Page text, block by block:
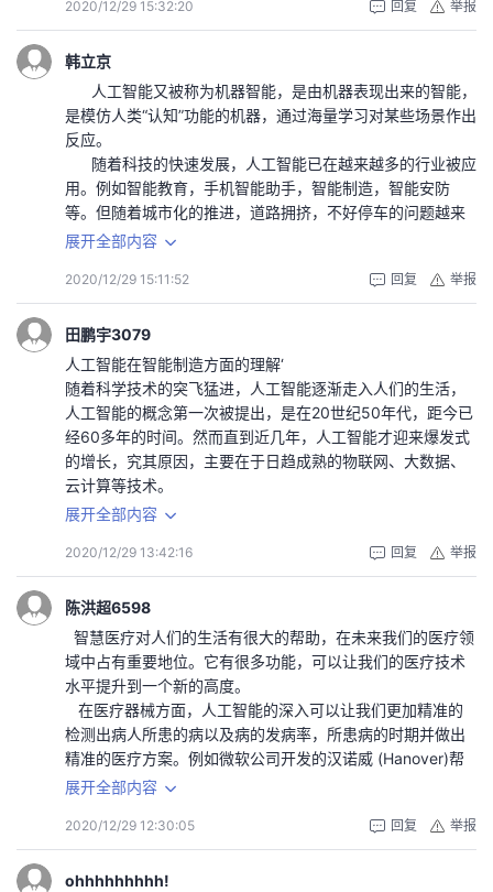
据我所知，人工智能还有许多十分有趣的子学科，例如
神经网络、进化计算等等。这些科学也是以模仿人类的思维
为初衷发展起来。但是这些科学在发展过程中，却收获了很
多其它的成果。神经网络、进化计算都曾经解决过许多数学
上的难题，它们与专家系统一样，为其它各个学科起了很大
的促进作用。神经网络还帮助过人类解决指纹识别、面相识
别、汉字识别等的难题。
反馈。而在商业营销过程中，从投放到点击到销售，每个环
节都会有数据产生，而人工智能就可以通过对商业过程中产
生的海量数据进行分析处理，对每个用户的需求进行个性化
人工智能的公司或商家拉开差距，形成巨大优势，从而在这
个有着激烈生存挑战的商场中脱颖而出，成为商场淘汰赛下
的幸存者与胜利者。但是想要通过人工智能来获取对自己有
利的市场分析结果也不是那么容易的。消费者的需求是方方
面面的，这样一来，数据的量就是巨大的。如何把这海量数
据运用起来就是当前商业营销所面临的巨大挑战。当数据量
小的时候，通过人工客服就可以完成对消费者提供个性化服
务，但是当数据多到无法通过人工处理的时候，这时候把这
只要运用好人工智能，它就能够为企业或商家带来巨大利
益、为社会创造巨大的财富。
我相信通过编程方面的学习，我可以在人工智能应用领域中
发展，对人工智能在各产业中应用有所帮助。
人工智能本2班 宋宇涵
渗透的一门综合性新学科，是研究如何制造出人造的智能机
器或智能系统，来模拟人类智能活动的能力，用以延伸人们
智能的科学。
在这个科技发达的社会，人工智能的确占很大比例。人工智
能在生活中的应用有很多，包括：深度学习、计算机视觉、
语音识别、智能机器人等。在医疗、教育、金融、衣食住行
等涉及人类生产生活的越来越多的分支领域发展。
相信多数人的一大习惯就是，早上醒来第一眼会看一下手
机，而要知道，当代人们所使用的手机多为智能手机，因此
对于这样的智能设备所采取的解锁方式就是生物识别技术，
如人脸识别，换言之，也就是每天大家都在利用人工智能技
术来启用该功能；语音助手这一功能也是比较熟悉的，目前
人们所用的智能手机都带有这项功能，比如Siri、小爱、yoyo
等等，通过应用语音助手，我们可以随时随地的了解你所想
越来越“智能”，常见的表现就是许多人家中的智能恒温器，例
如Nest，它可以了解我们的采暖制冷偏爱和日常习惯，以便
根据自己的喜好及时调整温度，保障回家之后直接享受适宜
的温度，还有一些智能冰箱、智能电视、智能家居等等都更
加便捷了我们的生活；在医院也有很多智能，利用最先进的
物联网技术，实现患者与医疗人员、医疗机构、医疗设备之
间的互动，逐步达到信息化，例如：健康检测、自动提示用
药时间、服用禁忌、剩余药量等的智能服药系统；现在社会
在交通领域有了更明确地航线规划，也开发了无人驾驶汽车
这一先进科技。这些都是近几年人工智能带给我们的好处，
便捷不仅仅只有这些，还有更多的领域等着我们去探索，相
信在不久的将来，人类的生活一定会因为人工智能的存在而
越来越好。
人工智能本科二班张聪
2020/12/29 15:32:20 举报
回复
韩立京
人工智能又被称为机器智能，是由机器表现出来的智能，
是模仿人类“认知”功能的机器，通过海量学习对某些场景作出
反应。
随着科技的快速发展，人工智能已在越来越多的行业被应
用。例如智能教育，手机智能助手，智能制造，智能安防
等。但随着城市化的推进，道路拥挤，不好停车的问题越来
越突出，人工智能在交通运输方面的需求显得尤为迫切。
电子传感技术和控制技术及计算机技术合理利用，为人们的
出行带来更多方便。智能交通信号灯基于ARM处理器，利用
RFID技术提高路况收集精度，根据大数据平台实时反馈的车
流量数据进行红绿灯周期的调整，以提高通行率，减少人们
出行在路上消耗的时间。卫星定位系统可以定位车辆的实时
位置，为人们指明目的地的方向，规划通往目的地的路线。
我们通过车路协同，船岸通信等方式还可以实现对危险情况
的主动预警，为人们的出行安全提供保障。无人驾驶系统是
人们所熟知的一个应用到人工智能的地方，它将人们的双手
解放了出来，它可以通过链接大数据平台来规划路线，通过
探测实时路况来判断应该将车辆开快或开慢。最后我们可以
通过卫星导航传输的实时数据来寻找目的地旁的停车位，而
位于楼内部的停车位则可以由楼内车位监管系统上传，完成
智能停车部分。从而完成从出行到结束的全过程智能化，且
通系统可以根据出行者的出行时间和需求提供个性化，多样
化的服务，满足出行愿望。
作为一名大学生，我能做的或许不多，但我会在大学认
真学习课程，在学校的研究中心跟随老师学习实际操作，进
行相关项目的研究，空闲时间去图书馆借阅相关书籍，努力
让自己具备研发人工智能所需要的技能，为未来人工智能的
发展出一份力，让人工智能更好的服务社会，为我们的生活
提供更多的便利。
展开全部内容
2020/12/29 15:11:52 举报
回复
田鹏宇3079
人工智能在智能制造方面的理解‘
随着科学技术的突飞猛进，人工智能逐渐走入人们的生活，
人工智能的概念第一次被提出，是在20世纪50年代，距今已
经60多年的时间。然而直到近几年，人工智能才迎来爆发式
的增长，究其原因，主要在于日趋成熟的物联网、大数据、
云计算等技术。
人工智能作为一个高科技，主要有三个层次，第一个层面是
可以基于海量数据进行深度学习，利用历史经验指导当前环
境。第二个层面是感知智能，即指机器具备视觉、听觉、触
觉等感知技能，可以将非结构化的数据结构化，并用人类的
沟通方式与用户互动。第三个层面是认真智能，即指机器人
像人一样，有理解能力，归纳能力，推理能力，有运用知识
的能力。人工智能在智能制造行业的应用场景十分广泛，智
能制造源于人工智能的研究。一般认为智能是知识和智力的
总和，前者是智能的基础，后者是指获取和运用知识求解的
能力。智能制造应当包含智能制造技术和智能制造系统，智
能制造系统不仅能够在实践中不断地充实知识库，具有自学
习功能，还有搜集与理解环境信息和自身的信息，并进行分
析判断和规划自身行为的能力。毫无疑问，智能化是制造自
动化的发展方向。在制造过程的各个环节几乎都广泛应用人
工智能技术。专家系统技术可以用于工程设计，工艺过程设
展开全部内容
2020/12/29 13:42:16 举报
回复
陈洪超6598
智慧医疗对人们的生活有很大的帮助，在未来我们的医疗领
域中占有重要地位。它有很多功能，可以让我们的医疗技术
水平提升到一个新的高度。
在医疗器械方面，人工智能的深入可以让我们更加精准的
检测出病人所患的病以及病的发病率，所患病的时期并做出
精准的医疗方案。例如微软公司开发的汉诺威 (Hanover)帮
助医生找到治疗癌症正确方法的人工智能机器。它的目标是
每个病人最有效。
人工智能在未来的医学教育也将起到很大的作用，使医学
教育进入一个全新的领域。例如虚拟病人学习系统，医学生
展开全部内容
2020/12/29 12:30:05 举报
回复
ohhhhhhhhh!